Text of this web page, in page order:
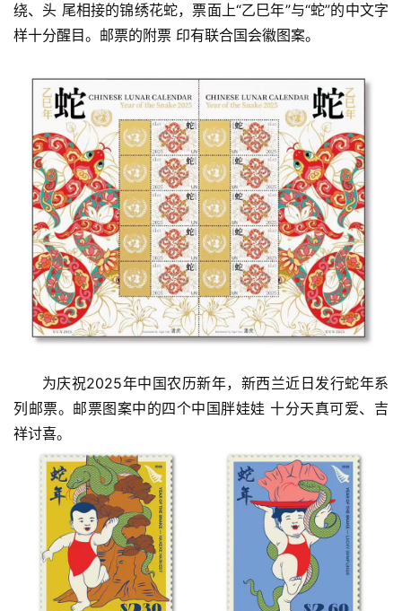
绕、头 尾相接的锦绣花蛇，票面上“乙巳年”与“蛇”的中文字
样十分醒目。邮票的附票 印有联合国会徽图案。
为庆祝2025年中国农历新年，新西兰近日发行蛇年系
列邮票。邮票图案中的四个中国胖娃娃 十分天真可爱、吉
祥讨喜。